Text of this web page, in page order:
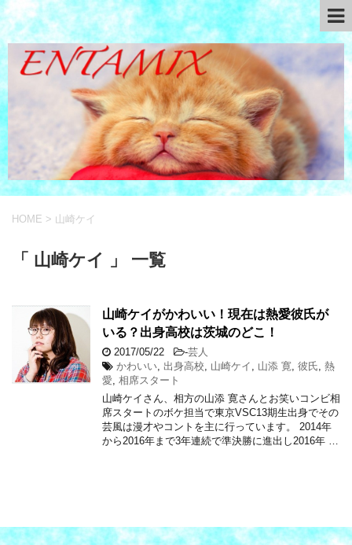
HOME > 山崎ケイ
「 山崎ケイ 」 一覧
山崎ケイがかわいい！現在は熱愛彼氏が
いる？出身高校は茨城のどこ！
2017/05/22 -芸人
かわいい 出身高校 山崎ケイ 山添 寛 彼氏 熱
愛 相席スタート
山崎ケイさん、相方の山添 寛さんとお笑いコンビ相
席スタートのボケ担当で東京VSC13期生出身でその
芸風は漫才やコントを主に行っています。 2014年
から2016年まで3年連続で準決勝に進出し2016年 …